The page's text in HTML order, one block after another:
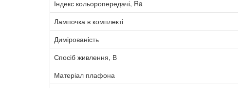
Індекс кольоропередачі, Ra
Лампочка в комплекті
Димірованість
Спосіб живлення, В
Матеріал плафона